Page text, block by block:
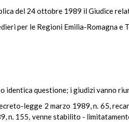
del 24 ottobre 1989 il Giudice
per le Regioni Emilia-Romagna e
identica questione; i giudizi vanno
legge 2 marzo 1989, n. 65,
n. 155, venne stabilito -